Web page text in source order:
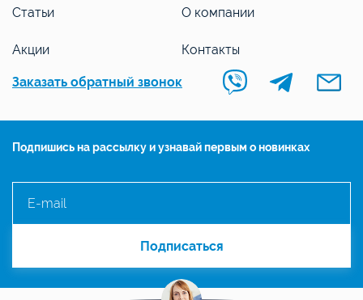
Статьи О компании
Акции Контакты
Заказать обратный звонок
Подпишись на рассылку и узнавай первым о новинках